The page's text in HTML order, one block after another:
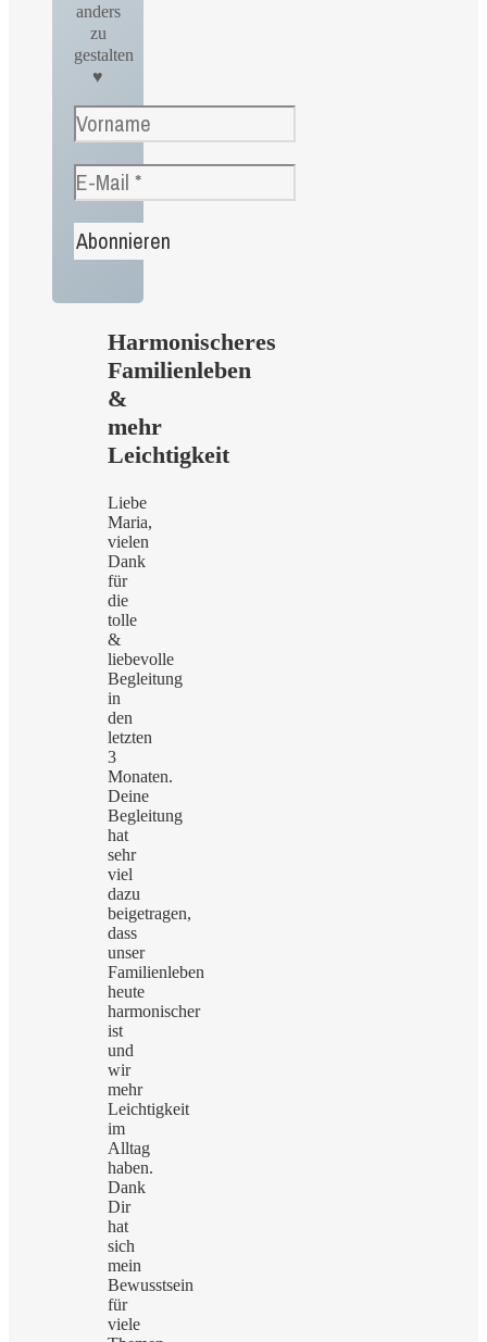
anders
zu
gestalten
♥
Harmonischeres
Familienleben
&
mehr
Leichtigkeit
Liebe
Maria,
vielen
Dank
für
die
tolle
&
liebevolle
Begleitung
in
den
letzten
3
Monaten.
Deine
Begleitung
hat
sehr
viel
dazu
beigetragen,
dass
unser
Familienleben
heute
harmonischer
ist
und
wir
mehr
Leichtigkeit
im
Alltag
haben.
Dank
Dir
hat
sich
mein
Bewusstsein
für
viele